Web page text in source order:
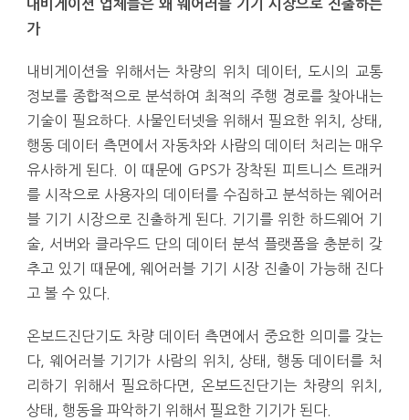
내비게이션 업체들은 왜 웨어러블 기기 시장으로 진출하는
가
내비게이션을 위해서는 차량의 위치 데이터, 도시의 교통
정보를 종합적으로 분석하여 최적의 주행 경로를 찾아내는
기술이 필요하다. 사물인터넷을 위해서 필요한 위치, 상태,
행동 데이터 측면에서 자동차와 사람의 데이터 처리는 매우
유사하게 된다. 이 때문에 GPS가 장착된 피트니스 트래커
를 시작으로 사용자의 데이터를 수집하고 분석하는 웨어러
블 기기 시장으로 진출하게 된다. 기기를 위한 하드웨어 기
술, 서버와 클라우드 단의 데이터 분석 플랫폼을 충분히 갖
추고 있기 때문에, 웨어러블 기기 시장 진출이 가능해 진다
고 볼 수 있다.
온보드진단기도 차량 데이터 측면에서 중요한 의미를 갖는
다, 웨어러블 기기가 사람의 위치, 상태, 행동 데이터를 처
리하기 위해서 필요하다면, 온보드진단기는 차량의 위치,
상태, 행동을 파악하기 위해서 필요한 기기가 된다.